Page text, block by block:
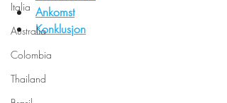
Italia
Australia
Colombia
Thailand
Ankomst
Konklusjon